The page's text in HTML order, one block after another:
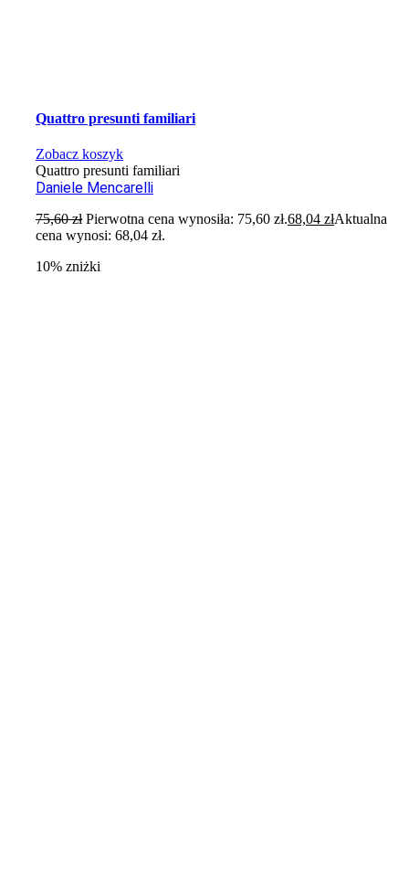
Quattro presunti familiari
Zobacz koszyk
Quattro presunti familiari
Daniele Mencarelli
75,60zł Pierwotna cena wynosiła: 75,60 zł.68,04złAktualna
cena wynosi: 68,04 zł.
10% zniżki